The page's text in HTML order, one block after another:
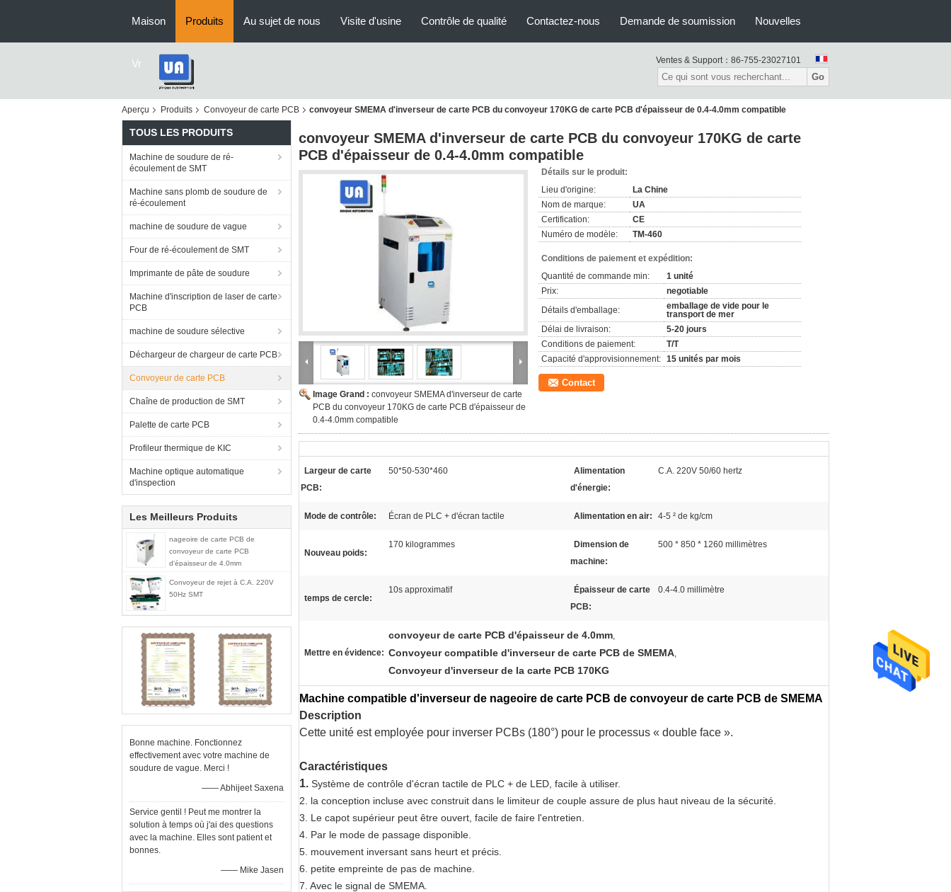
Maison Produits Au sujet de nous Visite d'usine Contrôle de qualité Contactez-nous Demande de soumission Nouvelles
Vr Ventes & Support： 86-755-23027101
Go
Aperçu Produits Convoyeur de carte PCB convoyeur SMEMA d'inverseur de carte PCB du convoyeur 170KG de carte PCB d'épaisseur de 0.4-4.0mm compatible
TOUS LES PRODUITS
Machine de soudure de ré-
écoulement de SMT
Machine sans plomb de soudure de
ré-écoulement
machine de soudure de vague
Four de ré-écoulement de SMT
Imprimante de pâte de soudure
Machine d'inscription de laser de carte
PCB
machine de soudure sélective
Déchargeur de chargeur de carte PCB
Convoyeur de carte PCB
Chaîne de production de SMT
Palette de carte PCB
Profileur thermique de KIC
Machine optique automatique
d'inspection
Les Meilleurs Produits
nageoire de carte PCB de
convoyeur de carte PCB
d'épaisseur de 4.0mm
Convoyeur de rejet à C.A. 220V
50Hz SMT
Bonne machine. Fonctionnez
effectivement avec votre machine de
soudure de vague. Merci !
—— Abhijeet Saxena
Service gentil ! Peut me montrer la
solution à temps où j'ai des questions
avec la machine. Elles sont patient et
bonnes.
—— Mike Jasen
convoyeur SMEMA d'inverseur de carte PCB du convoyeur 170KG de carte
PCB d'épaisseur de 0.4-4.0mm compatible
Image Grand : convoyeur SMEMA d'inverseur de carte
PCB du convoyeur 170KG de carte PCB d'épaisseur de
0.4-4.0mm compatible
Détails sur le produit:
Lieu d'origine:
La Chine
Nom de marque:
UA
Certification:
CE
Numéro de modèle:
TM-460
Conditions de paiement et expédition:
Quantité de commande min:
1 unité
Prix:
negotiable
Détails d'emballage:
emballage de vide pour le
transport de mer
Délai de livraison:
5-20 jours
Conditions de paiement:
T/T
Capacité d'approvisionnement: 15 unités par mois
Contact
Largeur de carte
PCB:
50*50-530*460
Alimentation
d'énergie:
C.A. 220V 50/60 hertz
Mode de contrôle: Écran de PLC + d'écran tactile Alimentation en air: 4-5 ² de kg/cm
Nouveau poids:
170 kilogrammes
Dimension de
machine:
500 * 850 * 1260 millimètres
temps de cercle:
10s approximatif
Épaisseur de carte
PCB:
0.4-4.0 millimètre
Mettre en évidence:
convoyeur de carte PCB d'épaisseur de 4.0mm,
Convoyeur compatible d'inverseur de carte PCB de SMEMA,
Convoyeur d'inverseur de la carte PCB 170KG
Machine compatible d'inverseur de nageoire de carte PCB de convoyeur de carte PCB de SMEMA
Description
Cette unité est employée pour inverser PCBs (180°) pour le processus « double face ».
Caractéristiques
1. Système de contrôle d'écran tactile de PLC + de LED, facile à utiliser.
2. la conception incluse avec construit dans le limiteur de couple assure de plus haut niveau de la sécurité.
3. Le capot supérieur peut être ouvert, facile de faire l'entretien.
4. Par le mode de passage disponible.
5. mouvement inversant sans heurt et précis.
6. petite empreinte de pas de machine.
7. Avec le signal de SMEMA.